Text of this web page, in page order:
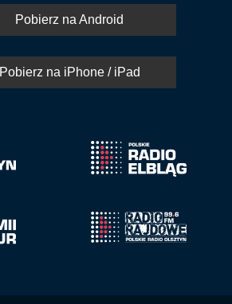
Pobierz na Android
Pobierz na iPhone / iPad